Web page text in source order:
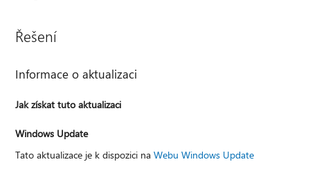
Řešení
Informace o aktualizaci
Jak získat tuto aktualizaci
Windows Update
Tato aktualizace je k dispozici naWebu Windows Update